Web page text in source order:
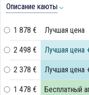
Описание каюты
1 878 € Лучшая цена
2 498 € Лучшая цена
2 378 € Лучшая цена
1 478 € Бесплатный